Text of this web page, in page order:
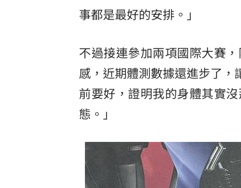
事都是最好的安排。」
不過接連參加兩項國際大賽
感，近期體測數據還進步了
前要好，證明我的身體其實
態。」